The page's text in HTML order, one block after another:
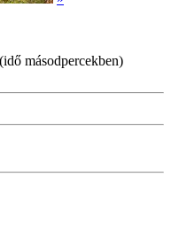
(idő másodpercekben)